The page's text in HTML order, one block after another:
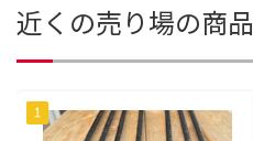
近くの売り場の商品